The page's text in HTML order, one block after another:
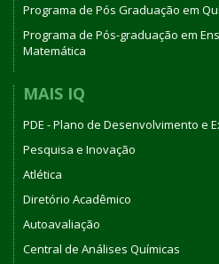
Programa de Pós Graduação em
Programa de Pós-graduação em
Matemática
MAIS IQ
PDE - Plano de Desenvolvimento e
Pesquisa e Inovação
Atlética
Diretório Acadêmico
Autoavaliação
Central de Análises Químicas